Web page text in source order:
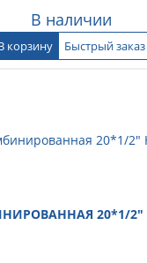
В наличии
корзину Быстрый заказ
20*1/2"